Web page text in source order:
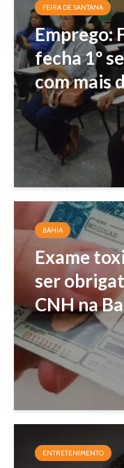
FEIRA DE SANTANA
Emprego:
fecha 1º
com mais
BAHIA
Exame
ser
CNH na
ENTRETENIMENTO